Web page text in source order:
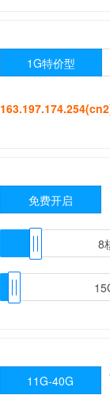
1G特价型
免费开启
8
8
11G-40G